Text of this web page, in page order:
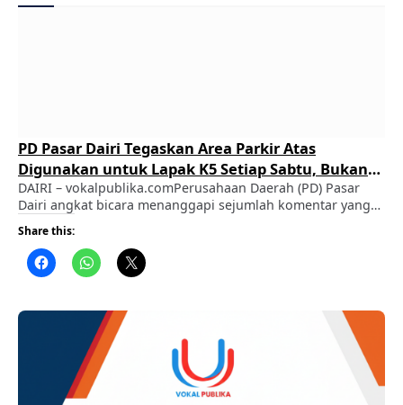
PD Pasar Dairi Tegaskan Area Parkir Atas
Digunakan untuk Lapak K5 Setiap Sabtu, Bukan
Sekadar Cari Pemasukan
DAIRI – vokalpublika.comPerusahaan Daerah (PD) Pasar
Dairi angkat bicara menanggapi sejumlah komentar yang
beredar di grup WhatsApp “Dairi Tangguh” terkait
pemanfaatan area parkir atas Pasar Sidikalang yang setiap
hari Sabtu digunakan sebagai lokasi berjualan bagi
pedagang kaki lima (K5). ADVERTISEMENT Sebelumnya,
tersebut. Salah satu akun WhatsApp menulis, “Agak lain
Share this: